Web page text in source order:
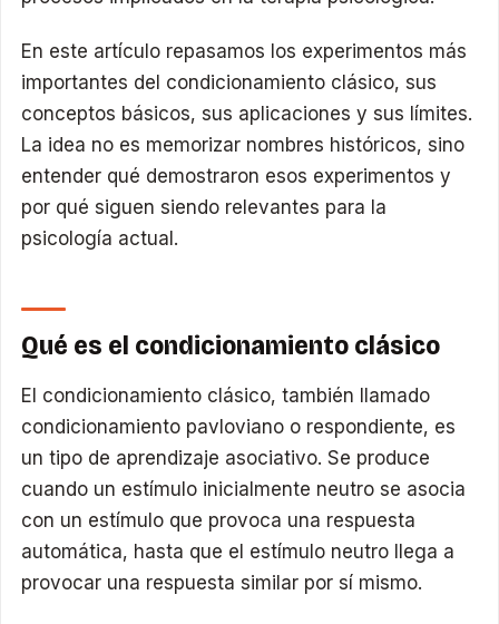
En este artículo repasamos los experimentos más
importantes del condicionamiento clásico, sus
conceptos básicos, sus aplicaciones y sus límites.
La idea no es memorizar nombres históricos, sino
entender qué demostraron esos experimentos y
por qué siguen siendo relevantes para la
psicología actual.
Qué es el condicionamiento clásico
El condicionamiento clásico, también llamado
condicionamiento pavloviano o respondiente, es
un tipo de aprendizaje asociativo. Se produce
cuando un estímulo inicialmente neutro se asocia
con un estímulo que provoca una respuesta
automática, hasta que el estímulo neutro llega a
provocar una respuesta similar por sí mismo.